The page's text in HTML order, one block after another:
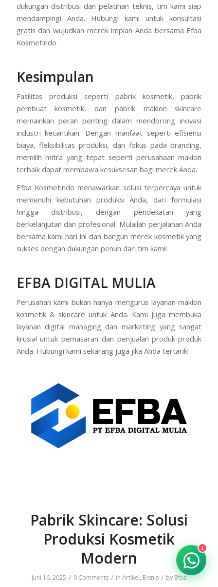
dukungan distribusi dan pelatihan teknis, tim kami siap
mendampingi Anda. Hubungi kami untuk konsultasi
gratis dan wujudkan merek impian Anda bersama Efba
Kosmetindo.
Kesimpulan
Fasilitas produksi seperti pabrik kosmetik, pabrik
pembuat kosmetik, dan pabrik maklon skincare
memainkan peran penting dalam mendorong inovasi
industri kecantikan. Dengan manfaat seperti efisiensi
biaya, fleksibilitas produksi, dan fokus pada branding,
memilih mitra yang tepat seperti perusahaan maklon
terbaik dapat membawa kesuksesan bagi merek Anda.
Efba Kosmetindo menawarkan solusi terpercaya untuk
memenuhi kebutuhan produksi Anda, dari formulasi
hingga distribusi, dengan pendekatan yang
berkelanjutan dan profesional. Mulailah perjalanan Anda
bersama kami hari ini dan bangun merek kosmetik yang
sukses dengan dukungan penuh dari tim kami!
EFBA DIGITAL MULIA
Perusahan kami bukan hanya mengurus layanan maklon
kosmetik & skincare untuk Anda. Kami juga membuka
layanan digital managing dan marketing yang sangat
krusial untuk pemasaran dan penjualan produk-produk
Anda. Hubungi kami sekarang juga jika Anda tertarik!
Pabrik Skincare: Solusi
Produksi Kosmetik
Modern
Juni 16, 2025 / 0 Comments / in Artikel, Bisnis / by Efba
1